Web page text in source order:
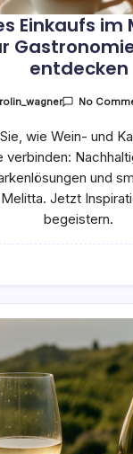
Einkaufs im
entdecken
No
wie Wein- und
verbinden:
und
Jetzt
begeistern.